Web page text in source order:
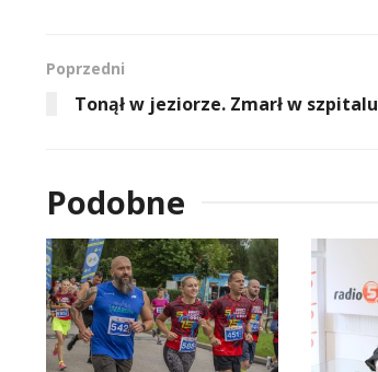
Poprzedni
Tonął w jeziorze. Zmarł w szpitalu
Podobne